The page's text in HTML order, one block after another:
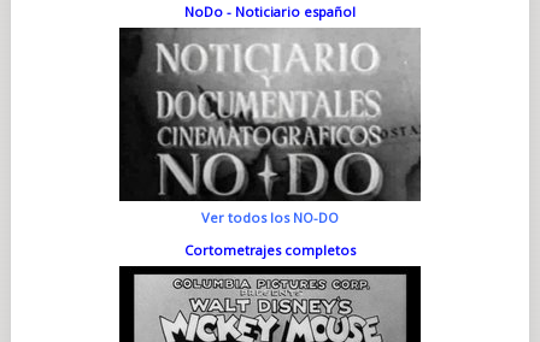
NoDo - Noticiario español
Ver todos los NO-DO
Cortometrajes completos